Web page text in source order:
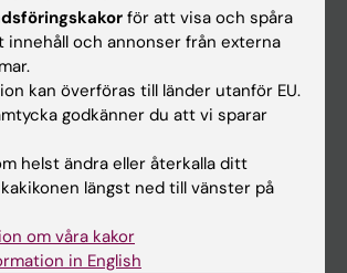
för att visa och spåra
innehåll och annonser från externa
kan överföras till länder utanför EU.
godkänner du att vi sparar
helst ändra eller återkalla ditt
längst ned till vänster på
om våra kakor
in English